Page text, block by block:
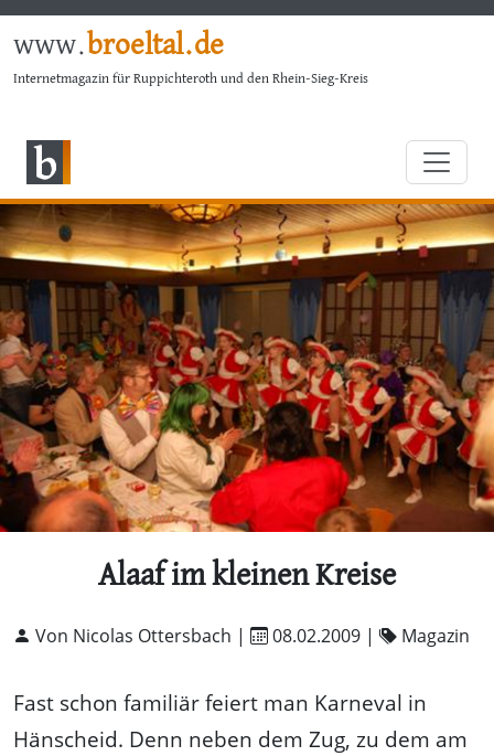
www.broeltal.de
Internetmagazin für Ruppichteroth und den Rhein-Sieg-Kreis
Alaaf im kleinen Kreise
Von Nicolas Ottersbach | 08.02.2009 | Magazin
Fast schon familiär feiert man Karneval in
Hänscheid. Denn neben dem Zug, zu dem am